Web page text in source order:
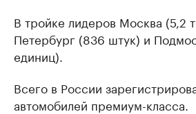
В тройке лидеров Москва (5,2
Петербург (836 штук) и
единиц).
Всего в России
автомобилей премиум-класса.